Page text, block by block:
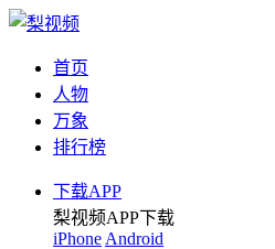
首页
人物
万象
排行榜
下载APP
梨视频APP下载
iPhone Android